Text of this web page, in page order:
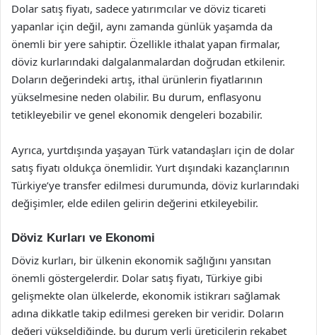
Dolar satış fiyatı, sadece yatırımcılar ve döviz ticareti
yapanlar için değil, aynı zamanda günlük yaşamda da
önemli bir yere sahiptir. Özellikle ithalat yapan firmalar,
döviz kurlarındaki dalgalanmalardan doğrudan etkilenir.
Doların değerindeki artış, ithal ürünlerin fiyatlarının
yükselmesine neden olabilir. Bu durum, enflasyonu
tetikleyebilir ve genel ekonomik dengeleri bozabilir.
Ayrıca, yurtdışında yaşayan Türk vatandaşları için de dolar
satış fiyatı oldukça önemlidir. Yurt dışındaki kazançlarının
Türkiye’ye transfer edilmesi durumunda, döviz kurlarındaki
değişimler, elde edilen gelirin değerini etkileyebilir.
Döviz Kurları ve Ekonomi
Döviz kurları, bir ülkenin ekonomik sağlığını yansıtan
önemli göstergelerdir. Dolar satış fiyatı, Türkiye gibi
gelişmekte olan ülkelerde, ekonomik istikrarı sağlamak
adına dikkatle takip edilmesi gereken bir veridir. Doların
değeri yükseldiğinde, bu durum yerli üreticilerin rekabet